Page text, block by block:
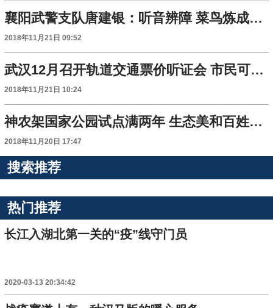
襄阳武警支队唐建银：听音辨障 菜鸟炼成船艇“神医”
2018年11月21日 09:52
武汉12月召开轨道交通票价听证会 市民可报名旁听
2018年11月21日 10:24
神农架国家公园试点满两年 生态美和百姓富同步共进
2018年11月20日 17:47
搜索推荐
热门推荐
长江入湖北第一关的“疫”线守门员
2020-03-13 20:34:42